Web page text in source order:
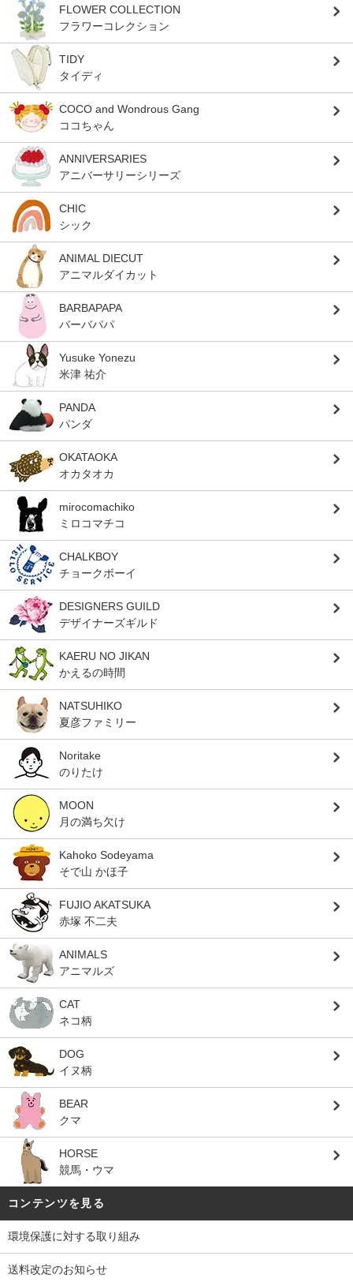
FLOWER COLLECTION
フラワーコレクション
TIDY
タイディ
COCO and Wondrous Gang
ココちゃん
ANNIVERSARIES
アニバーサリーシリーズ
CHIC
シック
ANIMAL DIECUT
アニマルダイカット
BARBAPAPA
バーバパパ
Yusuke Yonezu
米津 祐介
PANDA
パンダ
OKATAOKA
オカタオカ
mirocomachiko
ミロコマチコ
CHALKBOY
チョークボーイ
DESIGNERS GUILD
デザイナーズギルド
KAERU NO JIKAN
かえるの時間
NATSUHIKO
夏彦ファミリー
Noritake
のりたけ
MOON
月の満ち欠け
Kahoko Sodeyama
そで山 かほ子
FUJIO AKATSUKA
赤塚 不二夫
ANIMALS
アニマルズ
CAT
ネコ柄
DOG
イヌ柄
BEAR
クマ
HORSE
競馬・ウマ
コンテンツを見る
環境保護に対する取り組み
送料改定のお知らせ